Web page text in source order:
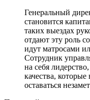
Генеральный
становится
таких выездах
отдают эту роль
идут матросами
Сотрудник
на себя
качества,
оставаться